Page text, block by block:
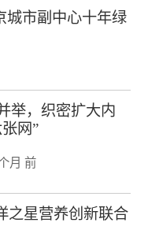
市副中心十年绿
举，织密扩大内
网”
月 前
之星营养创新联合